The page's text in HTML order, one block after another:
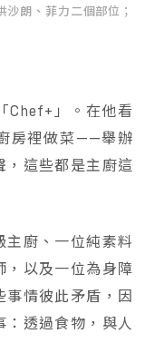
沙朗、菲力二個部位；
Chef+」。在他看
房裡做菜——舉辦
，這些都是主廚這
主廚、一位純素料
，以及一位為身障
事情彼此矛盾，因
透過食物，與人